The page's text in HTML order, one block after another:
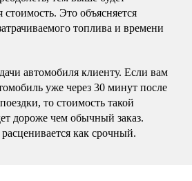
стоимость. Это объясняется
топлива и времени
автомобиля клиенту. Если вам
уже через 30 минут после
то стоимость такой
дороже чем обычный заказ.
как срочный.